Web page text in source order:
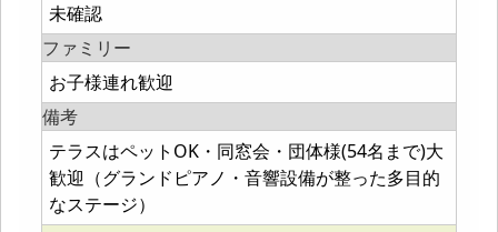
未確認
ファミリー
お子様連れ歓迎
備考
テラスはペットOK・同窓会・団体様(54名まで)大
歓迎（グランドピアノ・音響設備が整った多目的
なステージ）